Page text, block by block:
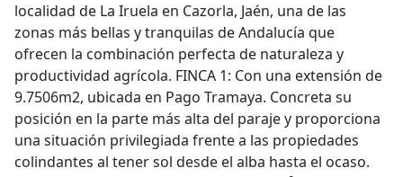
localidad de La Iruela en Cazorla, Jaén, una de las
zonas más bellas y tranquilas de Andalucía que
ofrecen la combinación perfecta de naturaleza y
productividad agrícola. FINCA 1: Con una extensión de
9.7506m2, ubicada en Pago Tramaya. Concreta su
posición en la parte más alta del paraje y proporciona
una situación privilegiada frente a las propiedades
colindantes al tener sol desde el alba hasta el ocaso.